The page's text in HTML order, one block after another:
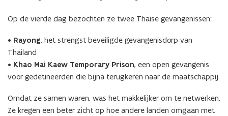
Op de vierde dag bezochten ze twee Thaise gevangenissen:
• Rayong, het strengst beveiligde gevangenisdorp van
Thailand
• Khao Mai Kaew Temporary Prison, een open gevangenis
voor gedetineerden die bijna terugkeren naar de maatschappij
Omdat ze samen waren, was het makkelijker om te netwerken.
Ze kregen een beter zicht op hoe andere landen omgaan met